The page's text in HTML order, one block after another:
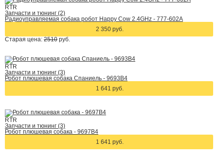
RTR
Запчасти и тюнинг (2)
Радиоуправляемая собака робот Happy Cow 2.4GHz - 777-602A
2 350 руб.
Старая цена: 2510 руб.
RTR
Запчасти и тюнинг (3)
Робот плюшевая собака Спаниель - 9693B4
1 641 руб.
RTR
Запчасти и тюнинг (3)
Робот плюшевая собака - 9697B4
1 641 руб.